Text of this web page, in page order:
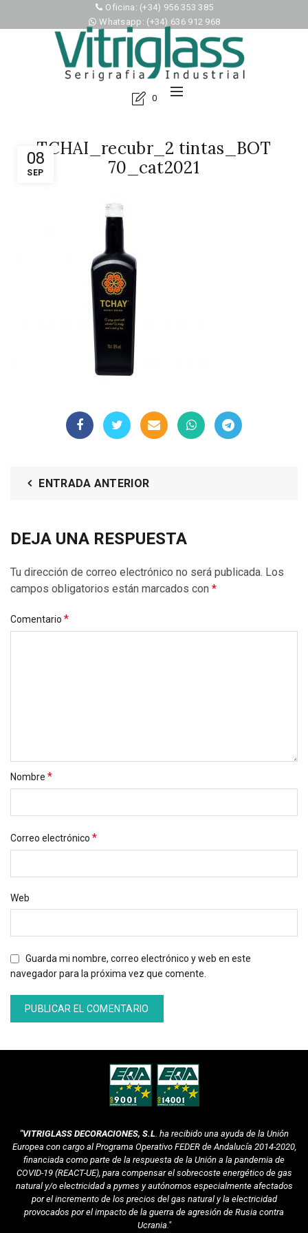
Oficina: (+34) 956 353 385
Whatsapp: (+34) 636 912 968
0
08
SEP
TCHAI_recubr_2 tintas_BOT
70_cat2021
ENTRADA ANTERIOR
DEJA UNA RESPUESTA
Tu dirección de correo electrónico no será publicada. Los
campos obligatorios están marcados con *
Comentario *
Nombre *
Correo electrónico *
Web
Guarda mi nombre, correo electrónico y web en este
navegador para la próxima vez que comente.
"VITRIGLASS DECORACIONES, S.L. ha recibido una ayuda de la Unión
Europea con cargo al Programa Operativo FEDER de Andalucía 2014-2020,
financiada como parte de la respuesta de la Unión a la pandemia de
COVID-19 (REACT-UE), para compensar el sobrecoste energético de gas
natural y/o electricidad a pymes y autónomos especialmente afectados
por el incremento de los precios del gas natural y la electricidad
provocados por el impacto de la guerra de agresión de Rusia contra
Ucrania."